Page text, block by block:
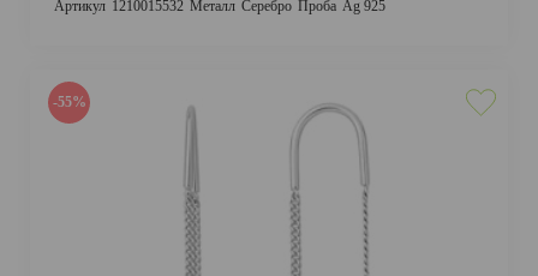
Артикул 1210015532 Металл Серебро Проба Ag 925
-55%